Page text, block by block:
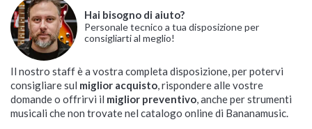
Hai bisogno di aiuto?
Personale tecnico a tua disposizione per
consigliarti al meglio!
Il nostro staff è a vostra completa disposizione, per potervi
consigliare sul miglior acquisto, rispondere alle vostre
domande o offrirvi il miglior preventivo, anche per strumenti
musicali che non trovate nel catalogo online di Bananamusic.